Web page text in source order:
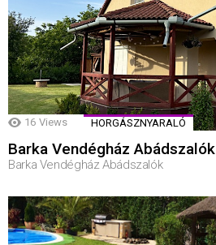
16 Views HORGÁSZNYARALÓ
Barka Vendégház Abádszalók
Barka Vendégház Abádszalók